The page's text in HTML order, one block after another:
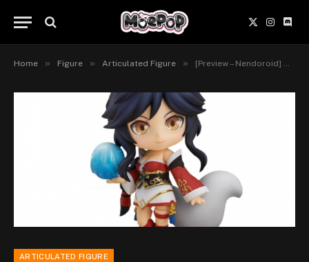
X
(Twitter)
Home » Figure » Articulated Figure » [Preview – Nendoroid] Ahri – League of Legends – Good Smile Company
ARTICULATED FIGURE